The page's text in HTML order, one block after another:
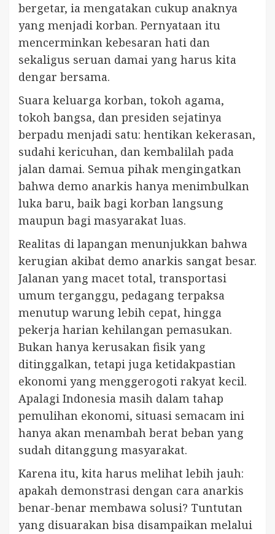
bergetar, ia mengatakan cukup anaknya
yang menjadi korban. Pernyataan itu
mencerminkan kebesaran hati dan
sekaligus seruan damai yang harus kita
dengar bersama.
Suara keluarga korban, tokoh agama,
tokoh bangsa, dan presiden sejatinya
berpadu menjadi satu: hentikan kekerasan,
sudahi kericuhan, dan kembalilah pada
jalan damai. Semua pihak mengingatkan
bahwa demo anarkis hanya menimbulkan
luka baru, baik bagi korban langsung
maupun bagi masyarakat luas.
Realitas di lapangan menunjukkan bahwa
kerugian akibat demo anarkis sangat besar.
Jalanan yang macet total, transportasi
umum terganggu, pedagang terpaksa
menutup warung lebih cepat, hingga
pekerja harian kehilangan pemasukan.
Bukan hanya kerusakan fisik yang
ditinggalkan, tetapi juga ketidakpastian
ekonomi yang menggerogoti rakyat kecil.
Apalagi Indonesia masih dalam tahap
pemulihan ekonomi, situasi semacam ini
hanya akan menambah berat beban yang
sudah ditanggung masyarakat.
Karena itu, kita harus melihat lebih jauh:
apakah demonstrasi dengan cara anarkis
benar-benar membawa solusi? Tuntutan
yang disuarakan bisa disampaikan melalui